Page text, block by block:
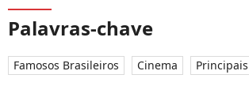
Palavras-chave
Famosos Brasileiros Cinema